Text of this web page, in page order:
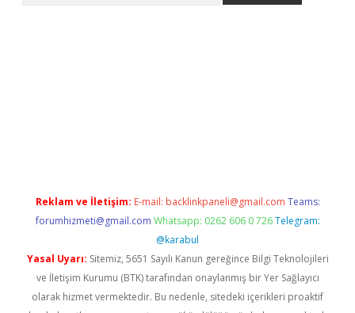
Reklam ve İletişim: E-mail: backlinkpaneli@gmail.com Teams:
forumhizmeti@gmail.com Whatsapp: 0262 606 0 726 Telegram:
@karabul
Yasal Uyarı: Sitemiz, 5651 Sayılı Kanun gereğince Bilgi Teknolojileri
ve İletişim Kurumu (BTK) tarafından onaylanmış bir Yer Sağlayıcı
olarak hizmet vermektedir. Bu nedenle, sitedeki içerikleri proaktif